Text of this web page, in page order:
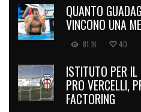
QUANTO
VINCONO UNA
81.1K 40
ISTITUTO PER
PRO VERCELLI,
FACTORING